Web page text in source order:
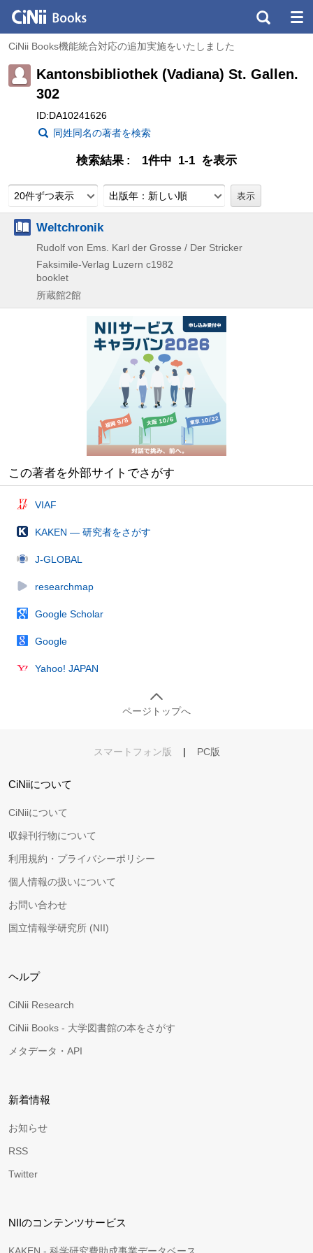
CiNii Books機能統合対応の追加実施をいたしました
Kantonsbibliothek (Vadiana) St. Gallen.
302
ID:DA10241626
同姓同名の著者を検索
検索結果 1件中 1-1 を表示
20件ずつ表示 出版年：新しい順
Weltchronik
Rudolf von Ems. Karl der Grosse / Der Stricker
Faksimile-Verlag Luzern c1982
booklet
所蔵館2館
この著者を外部サイトでさがす
VIAF
KAKEN — 研究者をさがす
J-GLOBAL
researchmap
Google Scholar
Google
Yahoo! JAPAN
ページトップへ
スマートフォン版 | PC版
CiNiiについて
CiNiiについて
収録刊行物について
利用規約・プライバシーポリシー
個人情報の扱いについて
お問い合わせ
国立情報学研究所 (NII)
ヘルプ
CiNii Research
CiNii Books - 大学図書館の本をさがす
メタデータ・API
新着情報
お知らせ
RSS
Twitter
NIIのコンテンツサービス